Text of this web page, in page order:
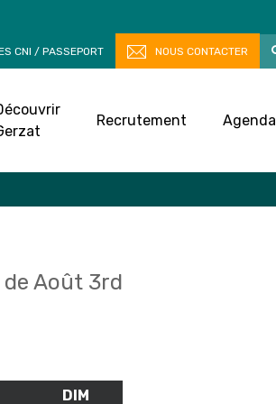
CNI / PASSEPORT NOUS CONTACTER
Recrutement Agenda
de Août 3rd
DIM